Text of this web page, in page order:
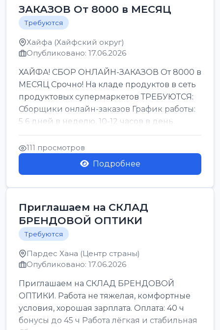
ЗАКАЗОВ От 8000 в МЕСЯЦ
Требуются
Хайфа (Хайфский округ)
Опубликовано: 17.06.2026
ХАЙФА! СБОР ОНЛАЙН-ЗАКАЗОВ От 8000 в
МЕСЯЦ Срочно! На кладе продуктов в сеть
продуктовых супермаркетов ТРЕБУЮТСЯ:
Сборщики онлайн-заказов График работы:
5 6 дней в неделю, 10-12 часов в день.
Колле ОП...
111 просмотров
Подробнее
Приглашаем на СКЛАД
БРЕНДОВОЙ ОПТИКИ
Требуются
Пардес Хана (Центр страны)
Опубликовано: 17.06.2026
Приглашаем на СКЛАД БРЕНДОВОЙ
ОПТИКИ. Работа не тяжелая, комфортные
условия, хорошая зарплата. Оплата: 40 ч
бонусы до 45 ч Работа лёгкая и стабильная